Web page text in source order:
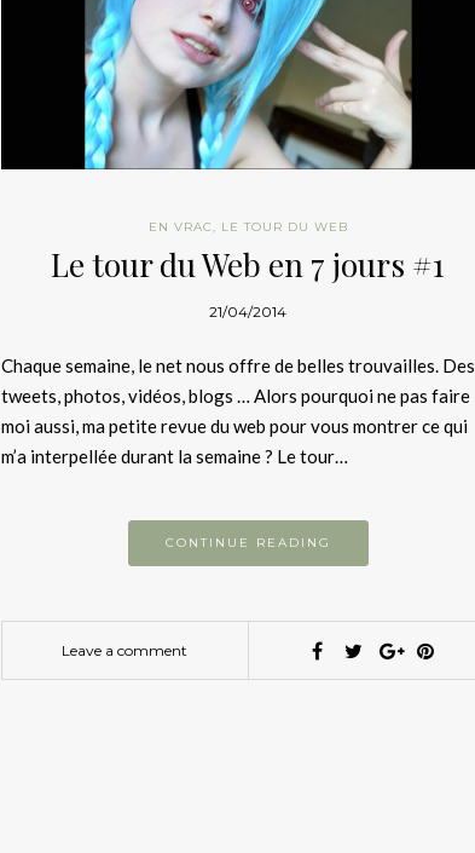
EN VRAC, LE TOUR DU WEB
Le tour du Web en 7 jours #1
21/04/2014
Chaque semaine, le net nous offre de belles trouvailles. Des
tweets, photos, vidéos, blogs … Alors pourquoi ne pas faire
moi aussi, ma petite revue du web pour vous montrer ce qui
m’a interpellée durant la semaine ? Le tour…
CONTINUE READING
Leave a comment